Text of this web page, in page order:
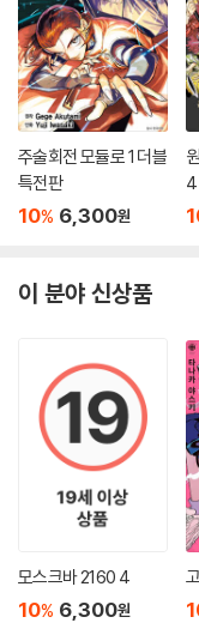
주술회전 모듈로 1 더블
특전판
10% 6,300원
4
이 분야 신상품
모스크바 2160 4
10% 6,300원